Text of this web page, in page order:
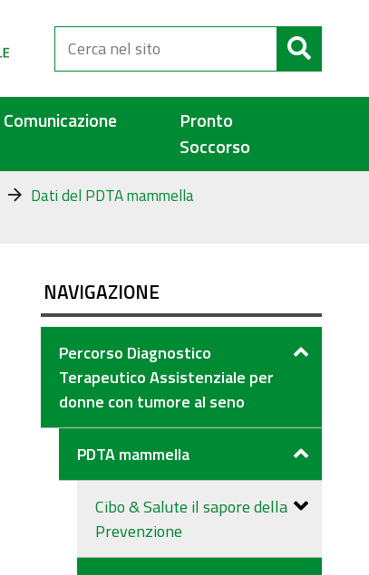
Cerca
nel
Comunicazione
Pronto
Soccorso
Dati del PDTA mammella
NAVIGAZIONE
Percorso Diagnostico
Terapeutico Assistenziale per
donne con tumore al seno
PDTA mammella
Cibo & Salute il sapore della
Prevenzione